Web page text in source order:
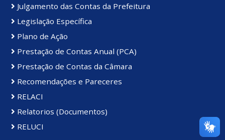
Julgamento das Contas da Prefeitura
Legislação Específica
Plano de Ação
Prestação de Contas Anual (PCA)
Prestação de Contas da Câmara
Recomendações e Pareceres
RELACI
Relatorios (Documentos)
RELUCI